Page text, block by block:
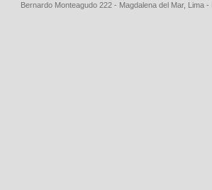
Bernardo Monteagudo 222 - Magdalena del Mar, Lima